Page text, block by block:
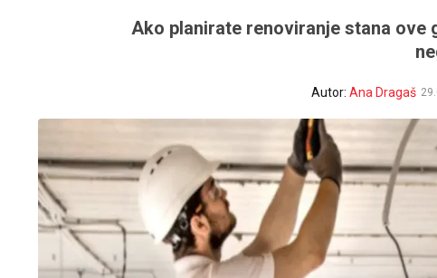
Ako planirate renoviranje stana ove
Autor: Ana Dragaš